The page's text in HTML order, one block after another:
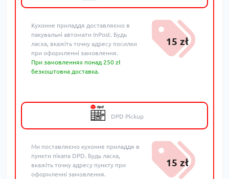
Кухонне приладдя доставляємо в
пакувальні автомати InPost. Будь
ласка, вкажіть точну адресу посилки
при оформленні замовлення.
При замовленнях понад 250 zł
безкоштовна доставка.
15 zł
DPD Pickup
Ми поставляємо кухонне приладдя в
пункти пікапа DPD. Будь ласка,
вкажіть точну адресу пункту при
оформленні замовлення.
15 zł